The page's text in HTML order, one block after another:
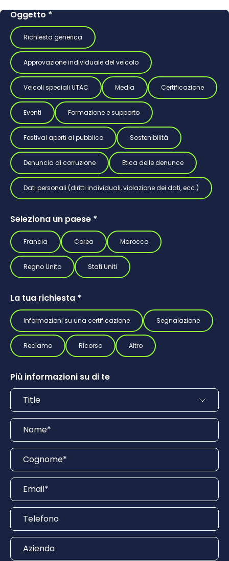
Oggetto *
Richiesta generica
Approvazione individuale del veicolo
Veicoli speciali UTAC Media Certificazione
Eventi Formazione e supporto
Festival aperti al pubblico Sostenibilità
Denuncia di corruzione Etica delle denunce
Dati personali (diritti individuali, violazione dei dati, ecc.)
Seleziona un paese *
Francia Corea Marocco
Regno Unito Stati Uniti
La tua richiesta *
Informazioni su una certificazione Segnalazione
Reclamo Ricorso Altro
Più informazioni su di te
Titolo
Nome
Cognome
Email
Telefono
Azienda